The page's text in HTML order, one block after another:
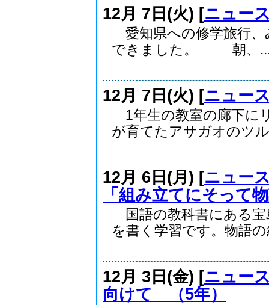
12月 7日(火) [ニュー
愛知県への修学旅行、
できました。 朝、
12月 7日(火) [ニュー
1年生の教室の廊下に
が育てたアサガオのツ
12月 6日(月) [ニュー
「組み立てにそっ
国語の教科書にある宝
を書く学習です。物語の
12月 3日(金) [ニュー
向けて （5年）